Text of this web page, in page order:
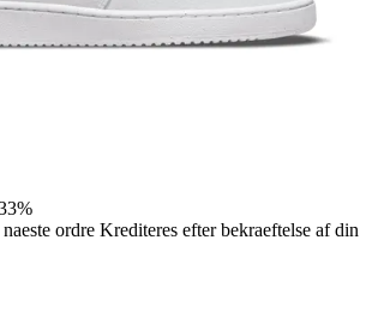
ordre Krediteres efter bekraeftelse af din